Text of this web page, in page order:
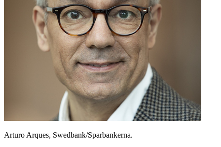
Arturo Arques, Swedbank/Sparbankerna.